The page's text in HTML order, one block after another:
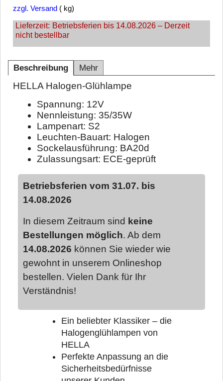
zzgl. Versand kg
Lieferzeit: Betriebsferien bis 14.08.2026 – Derzeit
nicht bestellbar
Beschreibung Mehr
HELLA Halogen-Glühlampe
Spannung: 12V
Nennleistung: 35/35W
Lampenart: S2
Leuchten-Bauart: Halogen
Sockelausführung: BA20d
Zulassungsart: ECE-geprüft
Betriebsferien vom 31.07. bis
14.08.2026
In diesem Zeitraum sind keine
Bestellungen möglich. Ab dem
14.08.2026 können Sie wieder wie
gewohnt in unserem Onlineshop
bestellen. Vielen Dank für Ihr
Verständnis!
Ein beliebter Klassiker – die
Halogenglühlampen von
HELLA
Perfekte Anpassung an die
Sicherheitsbedürfnisse